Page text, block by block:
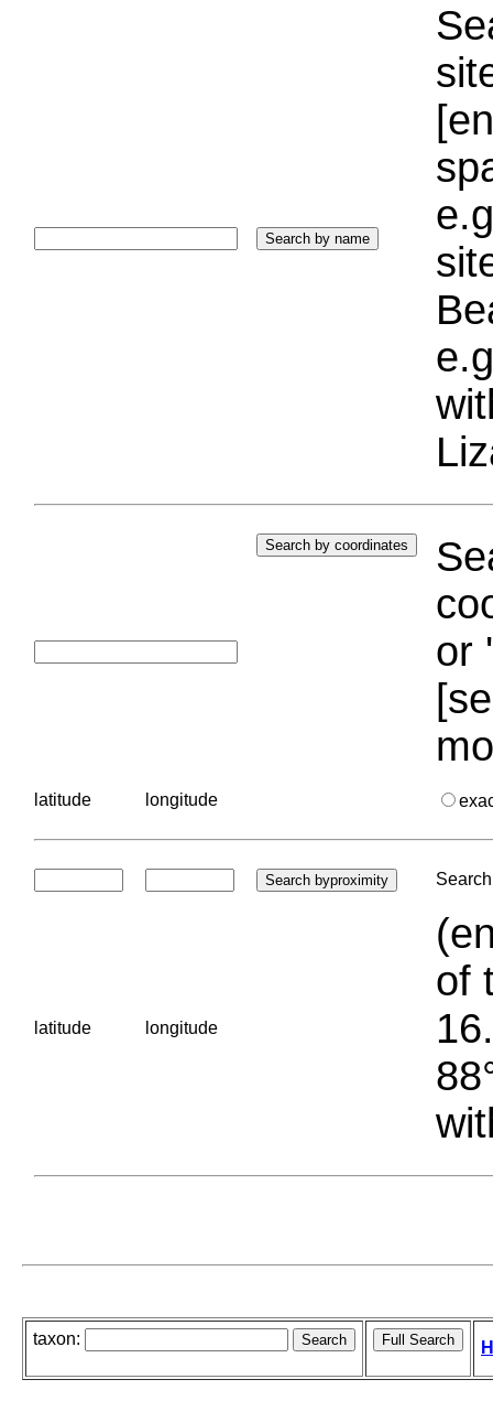
or
latitude longitude
latitude longitude
of
taxon: